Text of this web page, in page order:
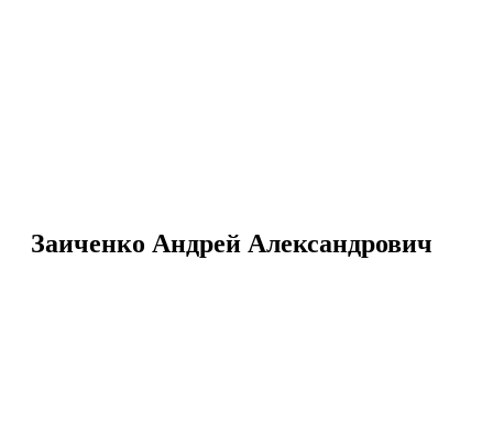
Заиченко Андрей Александрович